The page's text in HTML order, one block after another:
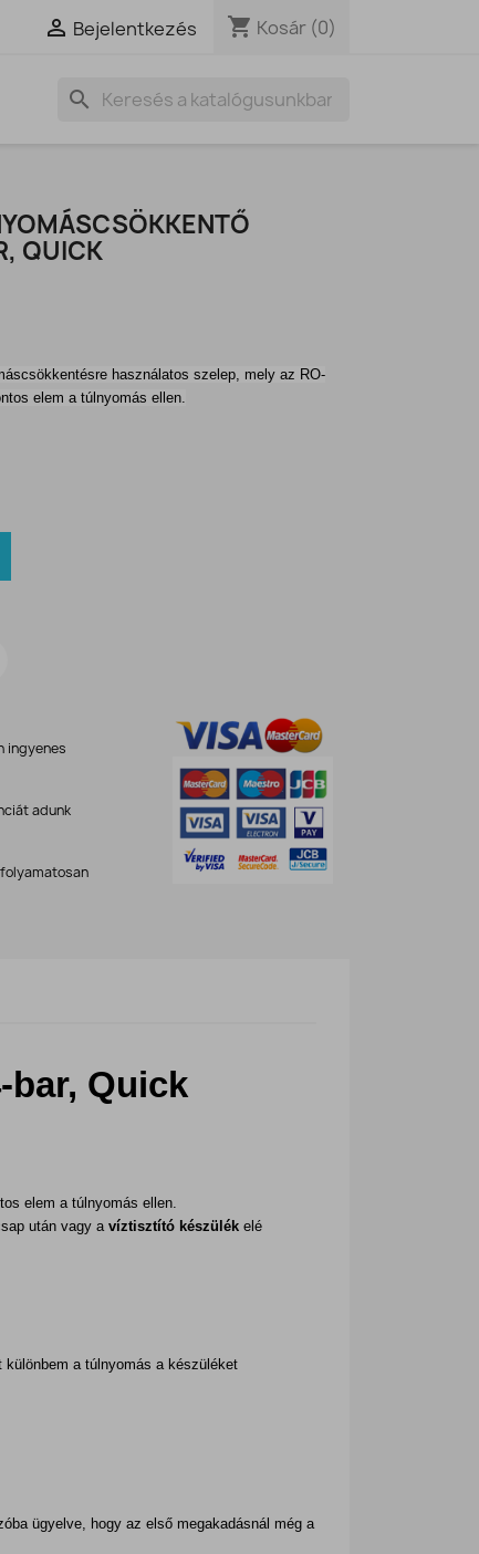
 Bejelentkezés shopping_cart Kosár (0)
search
QUICK
használatos szelep, mely az RO-
elem a túlnyomás ellen.
ingyenes
adunk
bar, Quick
elem a túlnyomás ellen.
után vagy a víztisztító készülék elé
különbem a túlnyomás a készüléket
ügyelve, hogy az első megakadásnál még a